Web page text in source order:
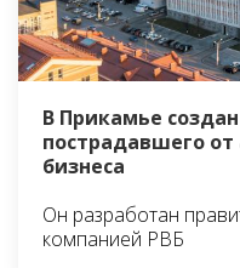
В Прикамье
пострадавшего
бизнеса
Он разработан
компанией РВБ